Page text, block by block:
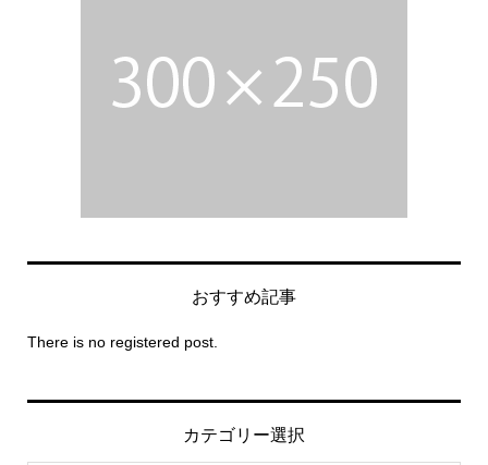
おすすめ記事
There is no registered post.
カテゴリー選択